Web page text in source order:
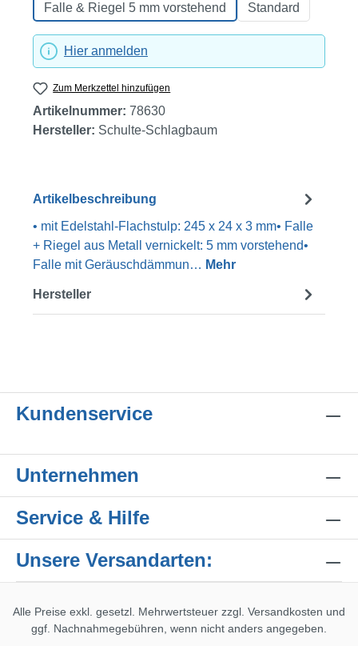
Falle & Riegel 5 mm vorstehend Standard
Hier anmelden
Zum Merkzettel hinzufügen
Artikelnummer: 78630
Hersteller: Schulte-Schlagbaum
Artikelbeschreibung
• mit Edelstahl-Flachstulp: 245 x 24 x 3 mm• Falle
+ Riegel aus Metall vernickelt: 5 mm vorstehend•
Falle mit Geräuschdämmun… Mehr
Hersteller
Kundenservice
Unternehmen
Service & Hilfe
Unsere Versandarten:
Alle Preise exkl. gesetzl. Mehrwertsteuer zzgl. Versandkosten und
ggf. Nachnahmegebühren, wenn nicht anders angegeben.